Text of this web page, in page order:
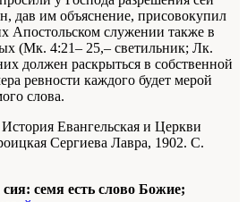
дав им объяснение, присовокупил
Апостольском служении также в
(Мк. 4:21– 25,– светильник; Лк.
должен раскрыться в собственной
ревности каждого будет мерой
слова.
Евангельская и Церкви
Сергиева Лавра, 1902. С.
семя есть слово Божие;